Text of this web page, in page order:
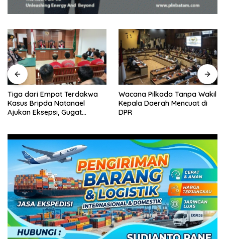
Tiga dari Empat Terdakwa
Kasus Bripda Natanael
Ajukan Eksepsi, Gugat
Wacana Pilkada Tanpa Wakil
Kepala Daerah Mencuat di
DPR